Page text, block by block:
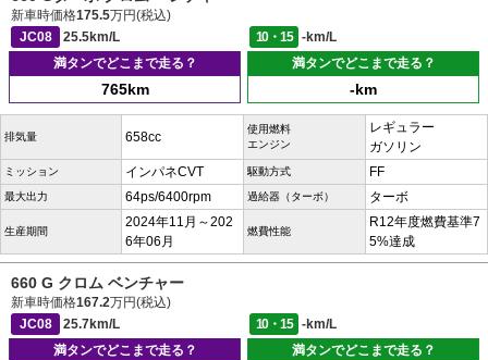
新車時価格175.5万円(税込)
JC08
25.5km/L 10・15
-km/L
満タンでどこまで走る？
765km
満タンでどこまで走る？
-km
排気量 658cc
使用燃料
エンジン
レギュラー
ガソリン
ミッション インパネCVT 駆動方式 FF
最大出力 64ps/6400rpm 過給器（ターボ） ターボ
生産期間
2024年11月～202
6年06月
燃費性能
R12年度燃費基準7
5%達成
660 G クロム ベンチャー
新車時価格167.2万円(税込)
JC08
25.7km/L 10・15
-km/L
満タンでどこまで走る？
満タンでどこまで走る？